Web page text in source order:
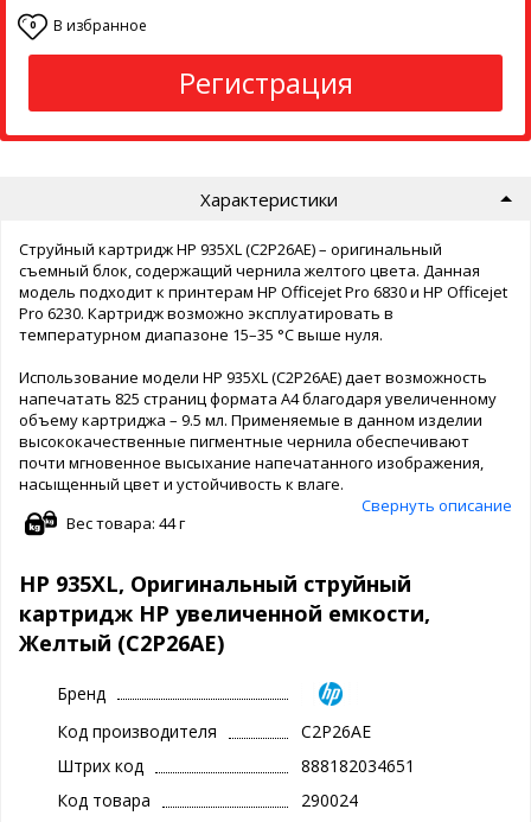
0 В избранное
Регистрация
Характеристики
Струйный картридж HP 935XL (C2P26AE) – оригинальный
съемный блок, содержащий чернила желтого цвета. Данная
модель подходит к принтерам HP Officejet Pro 6830 и HP Officejet
Pro 6230. Картридж возможно эксплуатировать в
температурном диапазоне 15–35 °С выше нуля.
Использование модели HP 935XL (C2P26AE) дает возможность
напечатать 825 страниц формата А4 благодаря увеличенному
объему картриджа – 9.5 мл. Применяемые в данном изделии
высококачественные пигментные чернила обеспечивают
почти мгновенное высыхание напечатанного изображения,
насыщенный цвет и устойчивость к влаге.
Свернуть описание
Вес товара: 44 г
HP 935XL, Оригинальный струйный
картридж HP увеличенной емкости,
Желтый (C2P26AE)
Бренд
Код производителя
C2P26AE
Штрих код
888182034651
Код товара
290024